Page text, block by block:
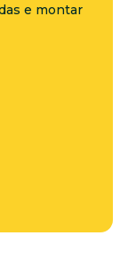
e montar